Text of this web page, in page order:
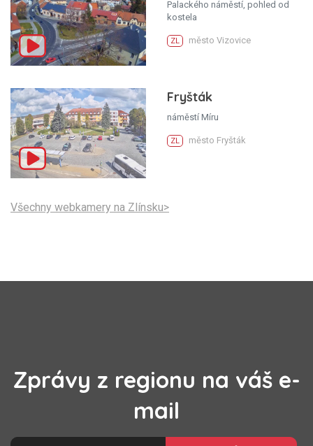
Palackého náměstí, pohled od
kostela
ZL město Vizovice
Fryšták
náměstí Míru
ZL město Fryšták
Všechny webkamery na Zlínsku>
Zprávy z regionu na váš e-
mail